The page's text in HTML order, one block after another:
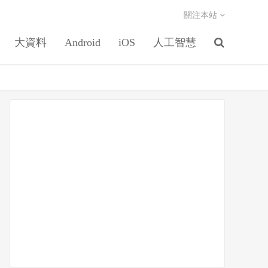
大資料 Android iOS 人工智慧
關注本站